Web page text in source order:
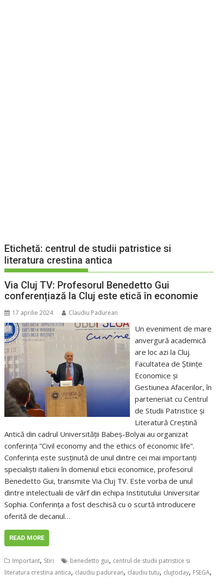
Etichetă: centrul de studii patristice si
literatura crestina antica
Via Cluj TV: Profesorul Benedetto Gui
conferențiază la Cluj este etică în economie
17 aprilie 2024 Claudiu Padurean
Un eveniment de mare
anvergură academică
are loc azi la Cluj.
Facultatea de Științe
Economice și
Gestiunea Afacerilor, în
parteneriat cu Centrul
de Studii Patristice și
Literatură Creștină
Antică din cadrul Universității Babeș-Bolyai au organizat
conferința ”Civil economy and the ethics of economic life”.
Conferința este susținută de unul dintre cei mai importanți
specialiști italieni în domeniul eticii economice, profesorul
Benedetto Gui, transmite Via Cluj TV. Este vorba de unul
dintre intelectualii de vârf din echipa Institutului Universitar
Sophia. Conferința a fost deschisă cu o scurtă introducere
oferită de decanul…
READ MORE
Important, Stiri benedetto gui, centrul de studii patristice si
literatura crestina antica, claudiu padurean, claudiu tutu, clujtoday, FSEGA,